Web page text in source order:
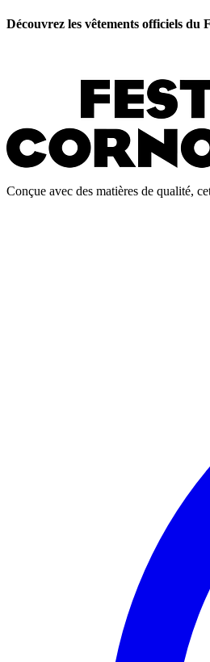
Découvrez les vêtements officiels du
Conçue avec des matières de qualité,